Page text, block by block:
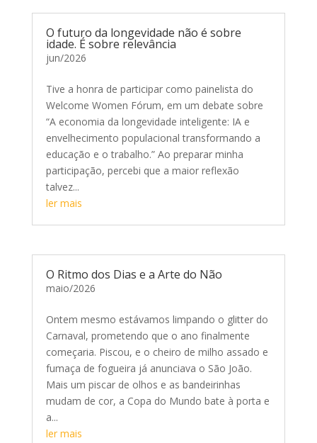
O futuro da longevidade não é sobre
idade. É sobre relevância
jun/2026
Tive a honra de participar como painelista do
Welcome Women Fórum, em um debate sobre
“A economia da longevidade inteligente: IA e
envelhecimento populacional transformando a
educação e o trabalho.” Ao preparar minha
participação, percebi que a maior reflexão
talvez...
ler mais
O Ritmo dos Dias e a Arte do Não
maio/2026
Ontem mesmo estávamos limpando o glitter do
Carnaval, prometendo que o ano finalmente
começaria. Piscou, e o cheiro de milho assado e
fumaça de fogueira já anunciava o São João.
Mais um piscar de olhos e as bandeirinhas
mudam de cor, a Copa do Mundo bate à porta e
a...
ler mais